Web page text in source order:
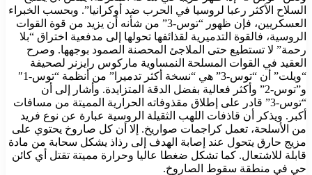
السلاح الأكثر رعبا لروسيا في الحرب ضد أوكرانيا”. وبحسب الخبراء
العسكريين، فإن ظهور “توس-3” من شأنه أن يزيد من قوة القوات
الروسية، فالقوة التدميرية لقذائفها تحولها إلى مدفعية اختراق “بلا
رحمة” لا تستطيع حتى الملاجئ المحصنة الصمود بوجهها. وصرح
العقيد في القوات المسلحة النمساوية ماركوس رايزنر لصحيفة
“ويلت” أن “توس-3” هي “نسخة أكثر تدميرا” من أنظمة “توس-1″
و”توس-2” وأكثر فعالية بفضل الدقة المتزايدة. وأشار إلى أن
“توس-3” قادر على إطلاق مقذوفاته الحرارية المميتة من مسافات
أكبر. ويذكر أن قاذفات اللهب الثقيلة الروسية عبارة عن نوع فريد
من الأسلحة، تعمل كراجمات صواريخ. إلا أن كل صاروخ يحتوي على
مزيج حارق يتحول عند إصابة الهدف إلى رذاذ يشكل سحابة من مادة
قابلة للاشتعال. كما تشكل ضغطا عاليا وحرارة مميتة تقتل أي كائن
حي في منطقة سقوط الصاروخ.